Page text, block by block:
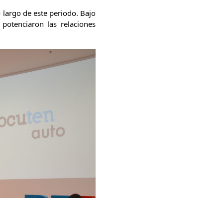
largo de este periodo. Bajo
las relaciones